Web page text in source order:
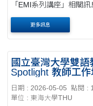
「EMI系列講座」相關
加，請查照。 說明： 一、為響應雙語教學政策， 提升師生於
「全英語授課」（
更多訊息
國立臺灣大學雙
Spotlight 教師工作
日期 : 2026-05-05
點閱 :
單位 : 東海大學THU